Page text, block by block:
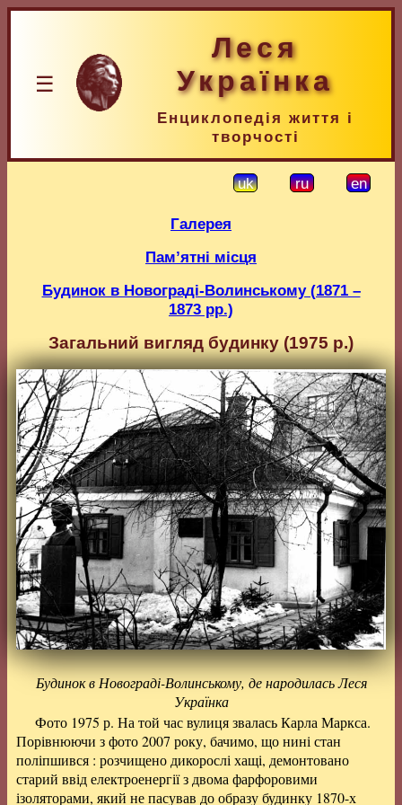
☰
Леся
Українка
Енциклопедія життя і
творчості
uk ru en
Галерея
Пам’ятні місця
Будинок в Новограді-Волинському (1871 –
1873 рр.)
Загальний вигляд будинку (1975 р.)
Будинок в Новограді-Волинському, де народилась Леся
Українка
Фото 1975 р. На той час вулиця звалась Карла Маркса.
Порівнюючи з фото 2007 року, бачимо, що нині стан
поліпшився : розчищено дикорослі хащі, демонтовано
старий ввід електроенергії з двома фарфоровими
ізоляторами, який не пасував до образу будинку 1870-х